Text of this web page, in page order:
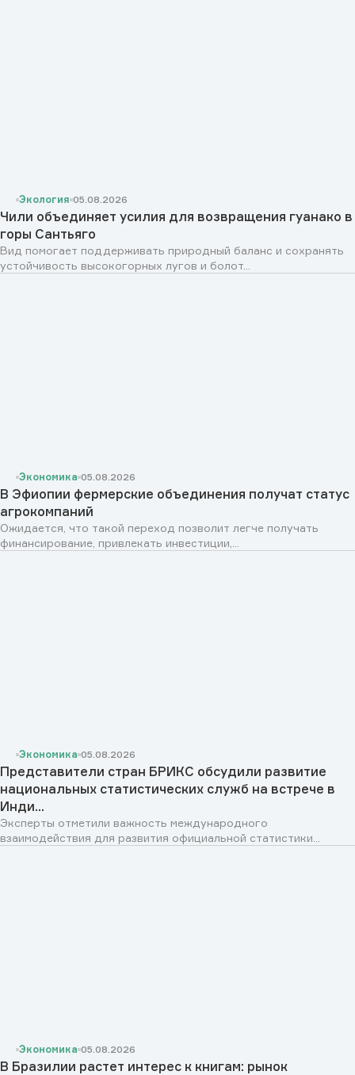
Экология 05.08.2026
Чили объединяет усилия для возвращения гуанако в
горы Сантьяго
Вид помогает поддерживать природный баланс и сохранять
устойчивость высокогорных лугов и болот...
Экономика 05.08.2026
В Эфиопии фермерские объединения получат статус
агрокомпаний
Ожидается, что такой переход позволит легче получать
финансирование, привлекать инвестиции,...
Экономика 05.08.2026
Представители стран БРИКС обсудили развитие
национальных статистических служб на встрече в
Инди...
Эксперты отметили важность международного
взаимодействия для развития официальной статистики...
Экономика 05.08.2026
В Бразилии растет интерес к книгам: рынок